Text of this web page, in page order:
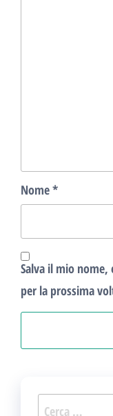
Nome*
Salva il mio
per la prossima
Ricerca